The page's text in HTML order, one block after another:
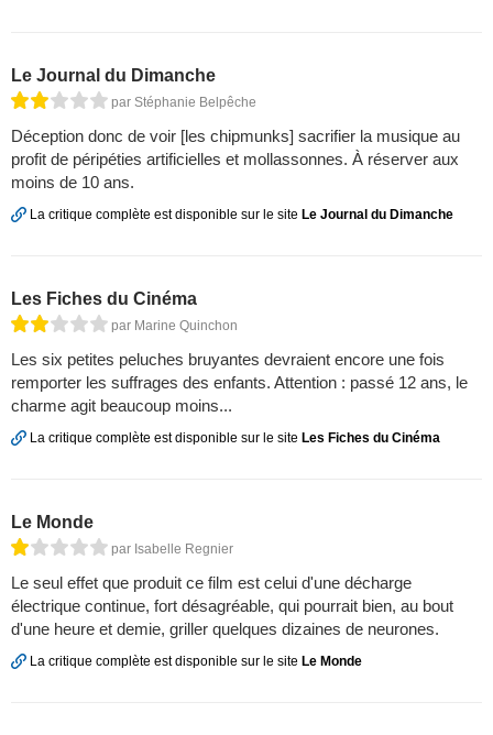
Le Journal du Dimanche
par Stéphanie Belpêche
Déception donc de voir [les chipmunks] sacrifier la musique au
profit de péripéties artificielles et mollassonnes. À réserver aux
moins de 10 ans.
La critique complète est disponible sur le site Le Journal du Dimanche
Les Fiches du Cinéma
par Marine Quinchon
Les six petites peluches bruyantes devraient encore une fois
remporter les suffrages des enfants. Attention : passé 12 ans, le
charme agit beaucoup moins...
La critique complète est disponible sur le site Les Fiches du Cinéma
Le Monde
par Isabelle Regnier
Le seul effet que produit ce film est celui d'une décharge
électrique continue, fort désagréable, qui pourrait bien, au bout
d'une heure et demie, griller quelques dizaines de neurones.
La critique complète est disponible sur le site Le Monde